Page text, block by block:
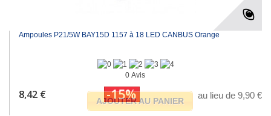
Ampoules P21/5W BAY15D 1157 à 18 LED CANBUS Orange
0 Avis
8,42 € au lieu de 9,90 €
-15%
AJOUTER AU PANIER